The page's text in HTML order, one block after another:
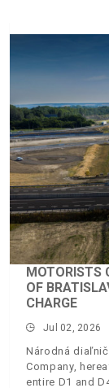
MOTORISTS
OF
CHARGE
Jul 02, 2026
Národná
Company,
entire D1 and